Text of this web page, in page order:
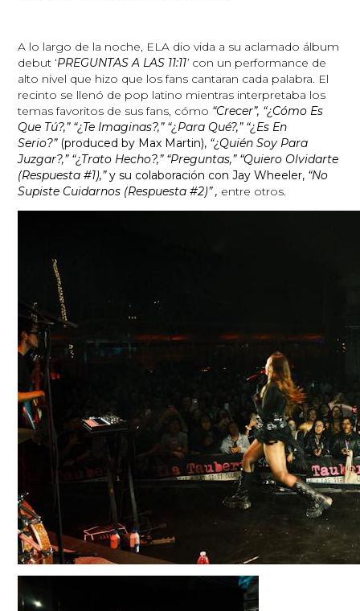
A lo largo de la noche, ELA dio vida a su aclamado álbum
debut ‘PREGUNTAS A LAS 11:11’con un performance de
alto nivel que hizo que los fans cantaran cada palabra. El
recinto se llenó de pop latino mientras interpretaba los
temas favoritos de sus fans, cómo “Crecer”, “¿Cómo Es
Que Tú?,” “¿Te Imaginas?,” “¿Para Qué?,” “¿Es En
Serio?”(produced by Max Martin), “¿Quién Soy Para
Juzgar?,” “¿Trato Hecho?,” “Preguntas,” “Quiero Olvidarte
(Respuesta #1),”y su colaboración con Jay Wheeler, “No
Supiste Cuidarnos (Respuesta #2)” , entre otros.